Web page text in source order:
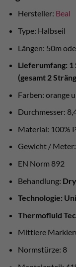
Hersteller: Beal
Type: Halbseil
Längen: 50m
Lieferumfang: 1
(gesamt 2
Farben: orange
Durchmesser:
Material: 100%
Gewicht /
EN Norm 892
Behandlung:
Technologie:
Thermofluid
Mittlere
Normstürze: 8